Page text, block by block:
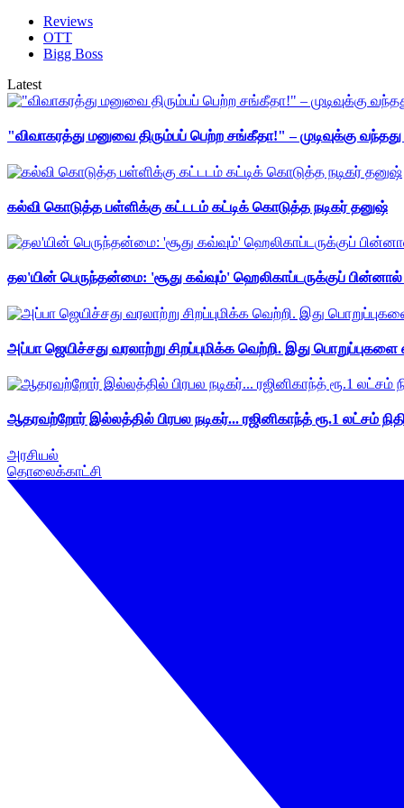
Reviews
OTT
Bigg Boss
Latest
"விவாகரத்து மனுவை திரும்பப் பெற்ற சங்கீதா!" – முடிவுக்கு
கல்வி கொடுத்த பள்ளிக்கு கட்டடம் கட்டிக் கொடுத்த நடிகர் தனுஷ்
தல'யின் பெருந்தன்மை: 'சூது கவ்வும்' ஹெலிகாப்டருக்குப்
அப்பா ஜெயிச்சது வரலாற்று சிறப்புமிக்க வெற்றி. இது
ஆதரவற்றோர் இல்லத்தில் பிரபல நடிகர்... ரஜினிகாந்த் ரூ.1 லட்சம்
அரசியல்
தொலைக்காட்சி